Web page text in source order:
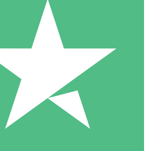
10 Téléchargements
20 00